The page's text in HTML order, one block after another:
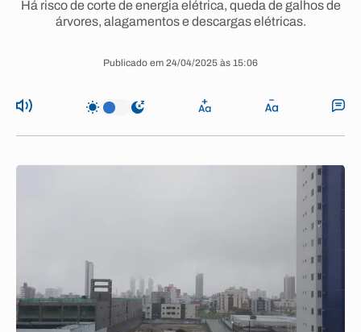
Há risco de corte de energia elétrica, queda de galhos de
árvores, alagamentos e descargas elétricas.
Publicado em 24/04/2025 às 15:06